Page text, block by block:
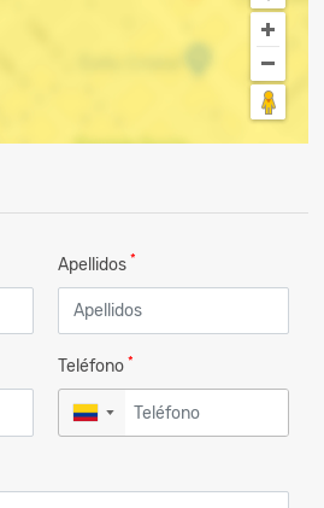
Apellidos *
Teléfono *
▼